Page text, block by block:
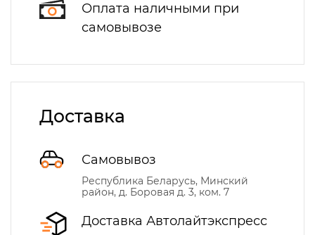
Оплата наличными при
самовывозе
Доставка
Самовывоз
Республика Беларусь, Минский
район, д. Боровая д. 3, ком. 7
Доставка Автолайтэкспресс